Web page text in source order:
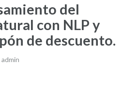
del
con NLP y
de descuento.
admin